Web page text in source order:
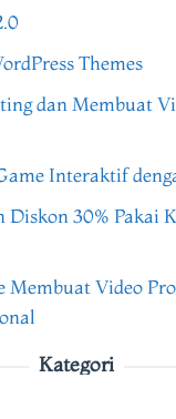
Themes
dan Membuat
Interaktif
Diskon 30% Pakai
Membuat Video
Kategori